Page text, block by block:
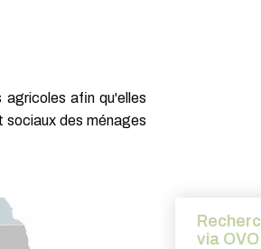
agricoles afin qu'elles
sociaux des ménages
via OVO